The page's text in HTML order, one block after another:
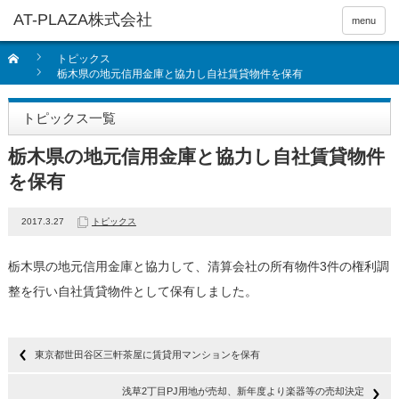
menu
トピックス
栃木県の地元信用金庫と協力し自社賃貸物件を保有
トピックス一覧
栃木県の地元信用金庫と協力し自社賃貸物件
を保有
2017.3.27 トピックス
栃木県の地元信用金庫と協力して、清算会社の所有物件3件の権利調
整を行い自社賃貸物件として保有しました。
東京都世田谷区三軒茶屋に賃貸用マンションを保有
浅草2丁目PJ用地が売却、新年度より楽器等の売却決定